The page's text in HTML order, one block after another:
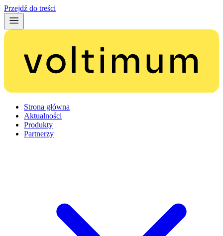
Przejdź do treści
Strona główna
Aktualności
Produkty
Partnerzy